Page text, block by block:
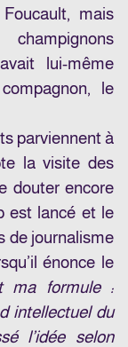
mais
lui-même
le
parviennent à
la visite des
douter encore
est lancé et le
de journalisme
énonce le
ma formule :
intellectuel du
l’idée selon